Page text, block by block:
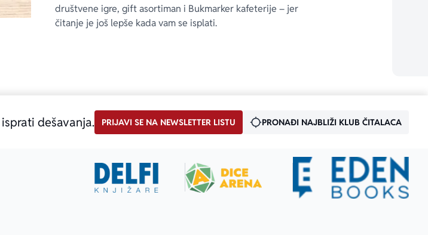
društvene igre, gift asortiman i Bukmarker kafeterije – jer
čitanje je još lepše kada vam se isplati.
dešavanja. PRIJAVI SE NA NEWSLETTER LISTU PRONAĐI NAJBLIŽI KLUB ČITALACA